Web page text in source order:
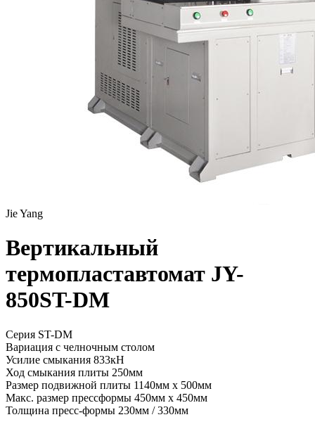
Jie Yang
Вертикальный
термопластавтомат JY-
850ST-DM
Серия ST-DM
Вариация с челночным столом
Усилие смыкания 833кН
Ход смыкания плиты 250мм
Размер подвижной плиты 1140мм x 500мм
Макс. размер прессформы 450мм x 450мм
Толщина пресс-формы 230мм / 330мм